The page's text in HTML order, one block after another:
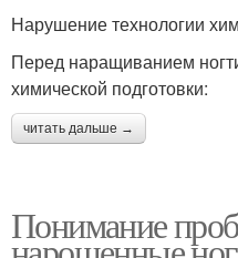
Нарушение технологии
Перед наращиванием
химической подготовки:
читать дальше →
Понимание